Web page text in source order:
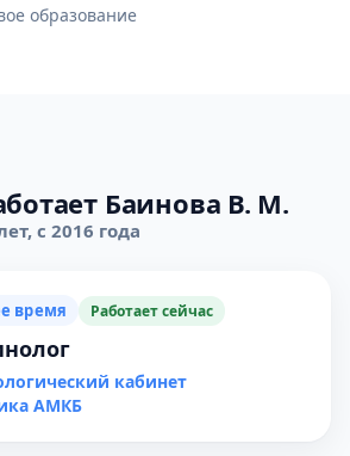
образование
Баинова В. М.
с 2016 года
время Работает сейчас
кабинет
АМКБ